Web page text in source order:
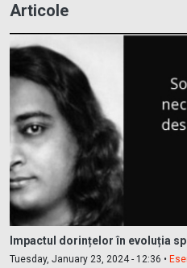
Articole
Impactul dorințelor în evoluția
Tuesday, January 23, 2024 - 12:36 •